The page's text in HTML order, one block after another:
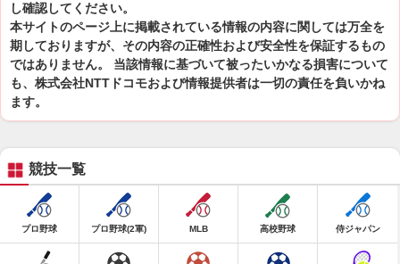
し確認してください。
本サイトのページ上に掲載されている情報の内容に関しては万全を
期しておりますが、その内容の正確性および安全性を保証するもの
ではありません。 当該情報に基づいて被ったいかなる損害について
も、株式会社NTTドコモおよび情報提供者は一切の責任を負いかね
ます。
競技一覧
プロ野球 プロ野球(2軍) MLB 高校野球 侍ジャパン